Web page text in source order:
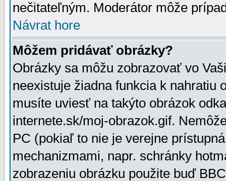
nečitateľným. Moderátor môže
Návrat hore
Môžem pridávať obrázky?
Obrázky sa môžu zobrazovať vo
neexistuje žiadna funkcia k nahratiu
musíte uviesť na takýto obrázok
internete.sk/moj-obrazok.gif.
PC (pokiaľ to nie je verejne
mechanizmami, napr. schránky
zobrazeniu obrázku použite buď